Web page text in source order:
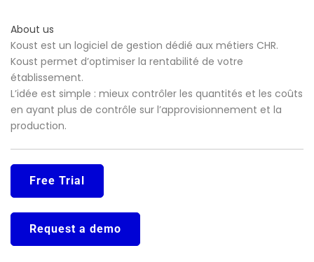
About us
Koust est un logiciel de gestion dédié aux métiers CHR.
Koust permet d’optimiser la rentabilité de votre
établissement.
L’idée est simple : mieux contrôler les quantités et les coûts
en ayant plus de contrôle sur l’approvisionnement et la
production.
Free Trial
Request a demo